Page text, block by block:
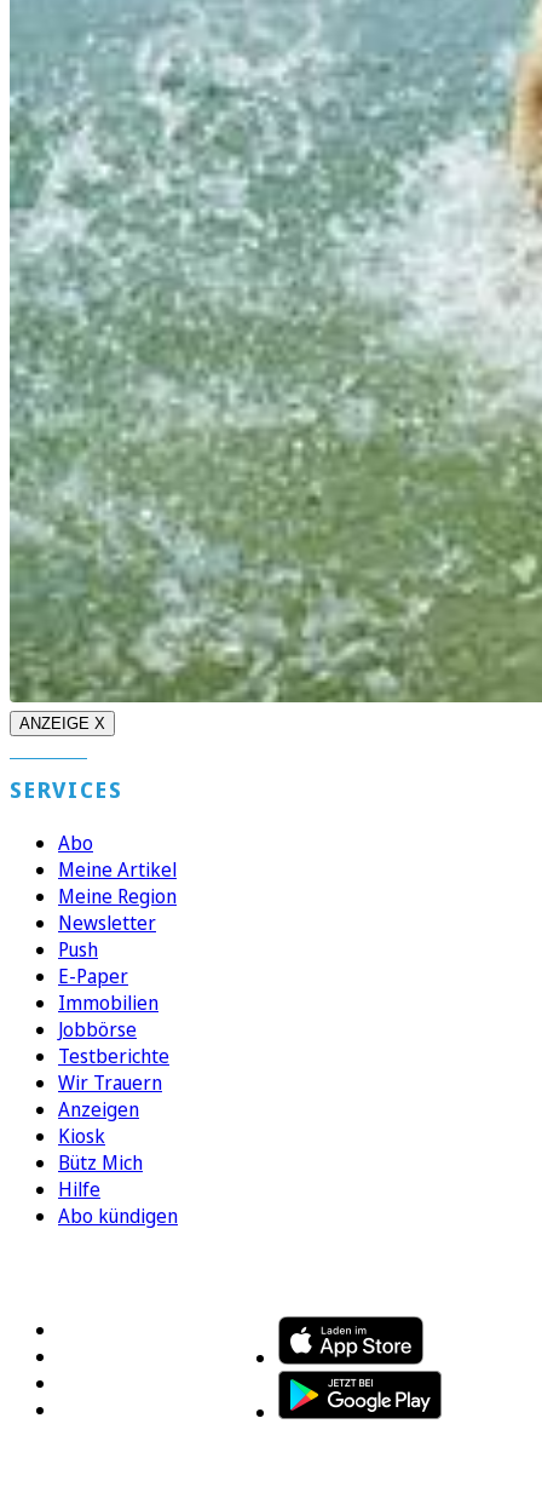
ANZEIGE X
SERVICES
Abo
Meine Artikel
Meine Region
Newsletter
Push
E-Paper
Immobilien
Jobbörse
Testberichte
Wir Trauern
Anzeigen
Kiosk
Bütz Mich
Hilfe
Abo kündigen